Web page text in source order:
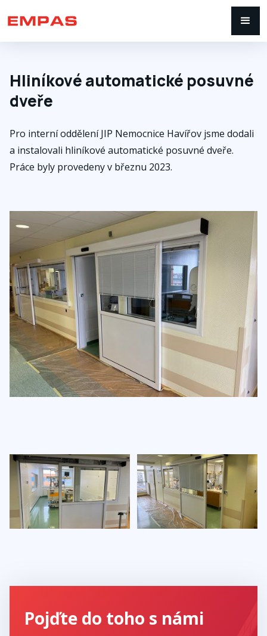
Hliníkové automatické posuvné
dveře
Pro interní oddělení JIP Nemocnice Havířov jsme dodali
a instalovali hliníkové automatické posuvné dveře.
Práce byly provedeny v březnu 2023.
Pojďte do toho s námi